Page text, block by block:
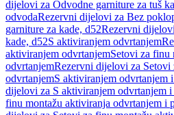
dijelovi za Odvodne garniture za tuš
odvodaRezervni dijelovi za Bez
garniture za kade, d52Rezervni
kade, d52S aktiviranjem odvrtanjem
aktiviranjem odvrtanjemSetovi za finu
odvrtanjemRezervni dijelovi za
odvrtanjemS aktiviranjem odvrtanjem
dijelovi za S aktiviranjem odvrtanjem
finu montažu aktiviranja odvrtanjem i